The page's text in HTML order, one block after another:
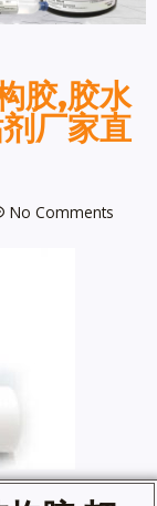
胶,胶水
厂家直
No Comments